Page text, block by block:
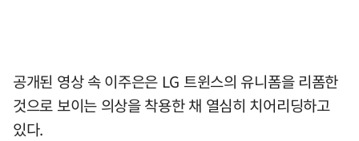
공개된 영상 속 이주은은 LG 트윈스의 유니폼을 리폼한
것으로 보이는 의상을 착용한 채 열심히 치어리딩하고
있다.